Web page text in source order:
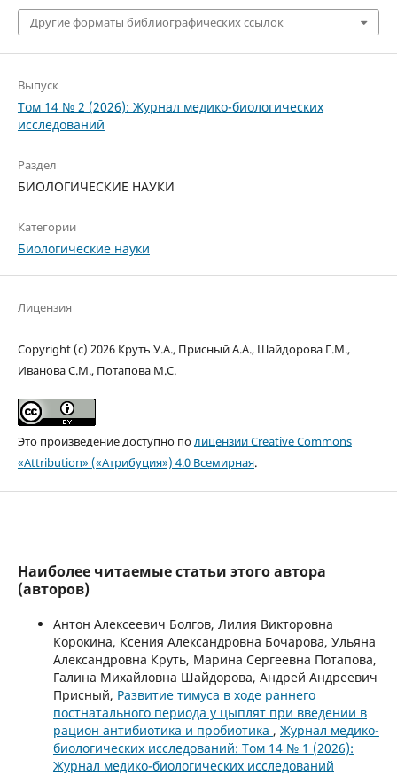
Другие форматы библиографических ссылок
Выпуск
Том 14 № 2 (2026): Журнал медико-биологических
исследований
Раздел
БИОЛОГИЧЕСКИЕ НАУКИ
Категории
Биологические науки
Лицензия
Copyright (c) 2026 Круть У.А., Присный А.А., Шайдорова Г.М.,
Иванова С.М., Потапова М.С.
Это произведение доступно полицензии Creative Commons
«Attribution» («Атрибуция») 4.0 Всемирная.
Наиболее читаемые статьи этого автора
(авторов)
Антон Алексеевич Болгов, Лилия Викторовна
Корокина, Ксения Александровна Бочарова, Ульяна
Александровна Круть, Марина Сергеевна Потапова,
Галина Михайловна Шайдорова, Андрей Андреевич
Присный, Развитие тимуса в ходе раннего
постнатального периода у цыплят при введении в
рацион антибиотика и пробиотика , Журнал медико-
биологических исследований: Том 14 № 1 (2026):
Журнал медико-биологических исследований